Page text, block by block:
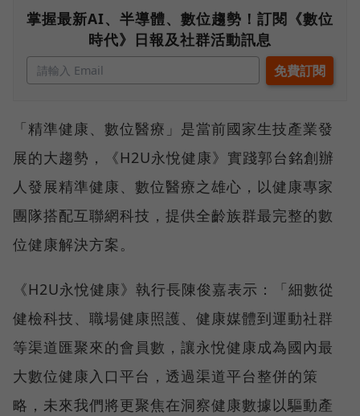
掌握最新AI、半導體、數位趨勢！訂閱《數位
時代》日報及社群活動訊息
「精準健康、數位醫療」是當前國家生技產業發
展的大趨勢，《H2U永悅健康》實踐郭台銘創辦
人發展精準健康、數位醫療之雄心，以健康專家
團隊搭配互聯網科技，提供全齡族群最完整的數
位健康解決方案。
《H2U永悅健康》執行長陳俊嘉表示：「細數從
健檢科技、職場健康照護、健康媒體到運動社群
等渠道匯聚來的會員數，讓永悅健康成為國內最
大數位健康入口平台，透過渠道平台整併的策
略，未來我們將更聚焦在洞察健康數據以驅動產